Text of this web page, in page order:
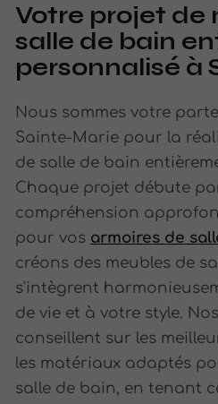
Votre projet de
salle de bain
personnalisé à
Nous sommes votre
Sainte-Marie pour la
de salle de bain
Chaque projet débute
compréhension
pour vos armoires de
créons des meubles de
s'intègrent
de vie et à votre style.
conseillent sur les
les matériaux adaptés
salle de bain, en tenant